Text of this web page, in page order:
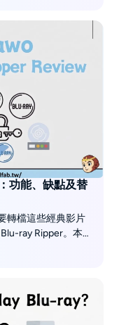
功能、缺點及替
轉檔這些經典影片
ray Ripper。本文
易用性、優缺點以